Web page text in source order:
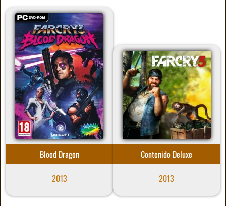
Blood Dragon
2013
Contenido Deluxe
2013